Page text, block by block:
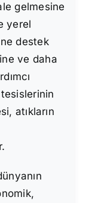
gelmesine
yerel
destek
ve daha
tesislerinin
atıkların